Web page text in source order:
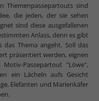
Themenpassepartouts sind
die jeden, der sie sehen
sind diese ausgefallenen
Anlass, denn es gibt
das Thema angeht. Soll das
präsentiert werden, eignen
Passepartout "Löwe",
ein Lächeln aufs Gesicht
Elefanten und Marienkäfer